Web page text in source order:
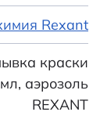
Rexant
краски
аэрозоль
REXANT